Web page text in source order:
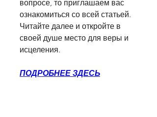
вопросе, то приглашаем вас
ознакомиться со всей статьей.
Читайте далее и откройте в
своей душе место для веры и
исцеления.
ПОДРОБНЕЕ ЗДЕСЬ